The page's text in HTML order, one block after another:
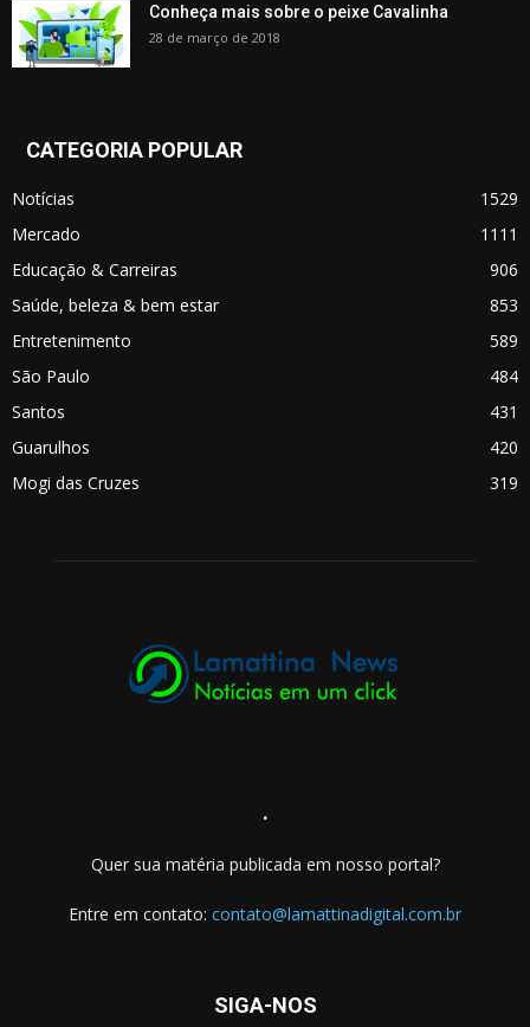
Conheça mais sobre o peixe Cavalinha
28 de março de 2018
CATEGORIA POPULAR
Notícias
1529
Mercado
1111
Educação & Carreiras
906
Saúde, beleza & bem estar
853
Entretenimento
589
São Paulo
484
Santos
431
Guarulhos
420
Mogi das Cruzes
319
.
Quer sua matéria publicada em nosso portal?
Entre em contato: contato@lamattinadigital.com.br
SIGA-NOS